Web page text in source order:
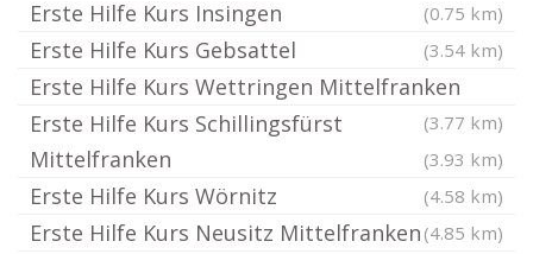
Erste Hilfe Kurs Insingen (0.75 km)
Erste Hilfe Kurs Gebsattel (3.54 km)
Erste Hilfe Kurs Wettringen Mittelfranken
(3.77 km)
Erste Hilfe Kurs Schillingsfürst
Mittelfranken
(3.93 km)
Erste Hilfe Kurs Wörnitz (4.58 km)
Erste Hilfe Kurs Neusitz Mittelfranken (4.85 km)